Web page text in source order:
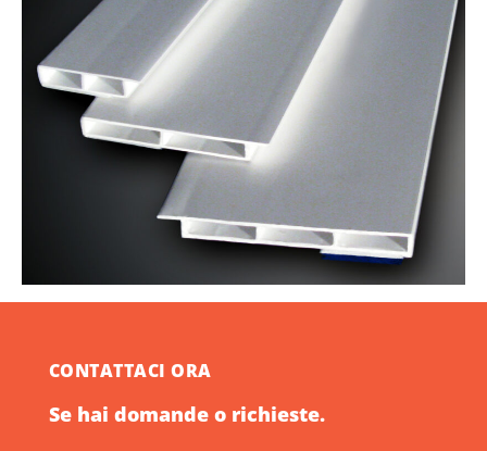
CONTATTACI ORA
Se hai domande o richieste.